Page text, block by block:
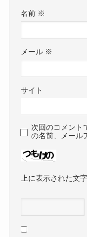
名前 ※
メール ※
サイト
次回のコメント
の名前、メール
上に表示された文